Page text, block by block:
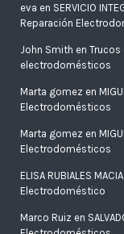
eva en SERVICIO
Reparación
John Smith en
electrodomésticos
Marta gomez en
Electrodomésticos
Marta gomez en
Electrodomésticos
ELISA RUBIALES
Electrodoméstico
Marco Ruiz en